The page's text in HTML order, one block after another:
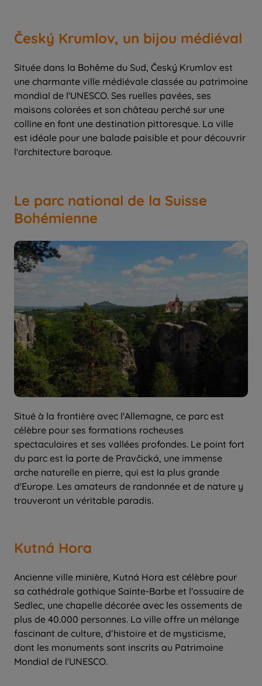
Český Krumlov, un bijou médiéval
Située dans la Bohême du Sud, Český Krumlov est
une charmante ville médiévale classée au patrimoine
mondial de l'UNESCO. Ses ruelles pavées, ses
maisons colorées et son château perché sur une
colline en font une destination pittoresque. La ville
est idéale pour une balade paisible et pour découvrir
Le parc national de la Suisse
Bohémienne
Situé à la frontière avec l'Allemagne, ce parc est
célèbre pour ses formations rocheuses
spectaculaires et ses vallées profondes. Le point fort
du parc est la porte de Pravčická, une immense
arche naturelle en pierre, qui est la plus grande
d'Europe. Les amateurs de randonnée et de nature y
Kutná Hora
Ancienne ville minière, Kutná Hora est célèbre pour
sa cathédrale gothique Sainte-Barbe et l'ossuaire de
Sedlec, une chapelle décorée avec les ossements de
plus de 40.000 personnes. La ville offre un mélange
fascinant de culture, d’histoire et de mysticisme,
dont les monuments sont inscrits au Patrimoine